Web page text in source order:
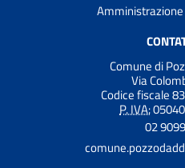
Comune di
Via
Codice fiscale
P. IVA:
02